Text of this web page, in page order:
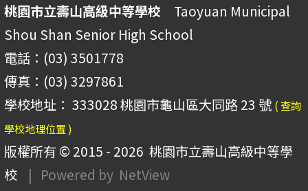
桃園市立壽山高級中等學校 Taoyuan Municipal
Shou Shan Senior High School
電話：(03) 3501778
傳真：(03) 3297861
學校地址： 333028 桃園市龜山區大同路 23 號 ( 查詢
學校地理位置 )
版權所有 © 2015 - 2026 桃園市立壽山高級中等學
校
| Powered by NetView